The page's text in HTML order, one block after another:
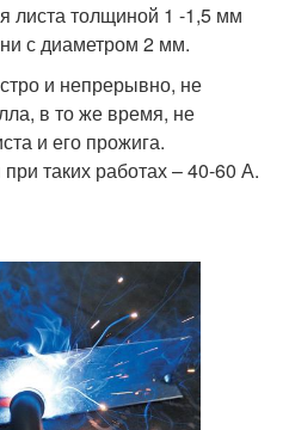
листа толщиной 1 -1,5 мм
с диаметром 2 мм.
и непрерывно, не
в то же время, не
и его прожига.
таких работах – 40-60 А.